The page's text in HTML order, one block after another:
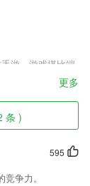
游，游戏堪比端
戏画面，多种角
宠坐骑等你养
感兴趣的玩家快来
更多
条 )
595
争力。